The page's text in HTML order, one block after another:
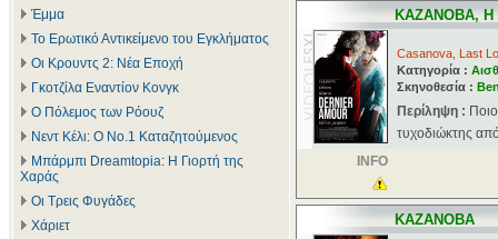
Έμμα
Το Ερωτικό Αντικείμενο του Εγκλήματος
Οι Κρουντς 2: Νέα Εποχή
Γκοτζίλα Εναντίον Κονγκ
Ο Πόλεμος των Ρόουζ
Νεντ Κέλι: Ο Νο.1 Καταζητούμενος
Μπάρμπι Dreamtopia: Η Γιορτή της
Χαράς
Οι Τρεις Φυγάδες
Χάριετ
ΚΑΖΑΝΟΒΑ, Η
Casanova, Last
Κατηγορία :
Σκηνοθεσία :
Περίληψη :
τυχοδιώκτης
INFO
ΚΑΖΑΝΟΒΑ